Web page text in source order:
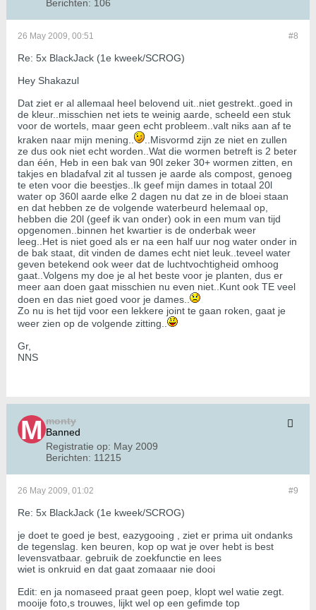
Berichten: 106
#8
26 May 2009, 00:51
Re: 5x BlackJack (1e kweek/SCROG)
Hey Shakazul
Dat ziet er al allemaal heel belovend uit..niet gestrekt..goed in
de kleur..misschien net iets te weinig aarde, scheeld een stuk
voor de wortels, maar geen echt probleem..valt niks aan af te
kraken naar mijn mening..
..Misvormd zijn ze niet en zullen
ze dus ook niet echt worden..Wat die wormen betreft is 2 beter
dan één, Heb in een bak van 90l zeker 30+ wormen zitten, en
takjes en bladafval zit al tussen je aarde als compost, genoeg
te eten voor die beestjes..Ik geef mijn dames in totaal 20l
water op 360l aarde elke 2 dagen nu dat ze in de bloei staan
en dat hebben ze de volgende waterbeurd helemaal op,
hebben die 20l (geef ik van onder) ook in een mum van tijd
opgenomen..binnen het kwartier is de onderbak weer
leeg..Het is niet goed als er na een half uur nog water onder in
de bak staat, dit vinden de dames echt niet leuk..teveel water
geven betekend ook weer dat de luchtvochtigheid omhoog
gaat..Volgens my doe je al het beste voor je planten, dus er
meer aan doen gaat misschien nu even niet..Kunt ook TE veel
doen en das niet goed voor je dames..
Zo nu is het tijd voor een lekkere joint te gaan roken, gaat je
weer zien op de volgende zitting..
Gr,
NNS
monty
Banned
Registratie op: May 2009
Berichten: 11215
#9
26 May 2009, 01:02
Re: 5x BlackJack (1e kweek/SCROG)
je doet te goed je best, eazygooing , ziet er prima uit ondanks
de tegenslag. ken beuren, kop op wat je over hebt is best
levensvatbaar. gebruik de zoekfunctie en lees
wiet is onkruid en dat gaat zomaaar nie dooi
Edit: en ja nomaseed praat geen poep, klopt wel watie zegt.
mooije foto,s trouwes, lijkt wel op een gefimde top